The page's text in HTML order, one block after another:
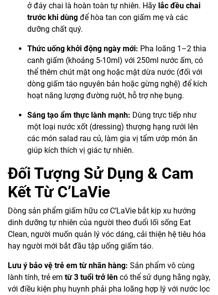
ở đáy chai là hoàn toàn tự nhiên. Hãy lắc đều chai
trước khi dùng để hòa tan con giấm mẹ và các
dưỡng chất quý.
Thức uống khởi động ngày mới: Pha loãng 1–2 thìa
canh giấm (khoảng 5-10ml) với 250ml nước ấm, có
thể thêm chút mật ong hoặc mật dừa nước (đối với
dòng giấm táo nguyên bản hoặc gừng nghệ) để kích
hoạt năng lượng đường ruột, hỗ trợ nhẹ bụng.
Sáng tạo ẩm thực lành mạnh: Dùng trực tiếp như
một loại nước xốt (dressing) thượng hạng rưới lên
các món salad rau củ, làm gia vị tẩm ướp món ăn
giúp kích thích vị giác tự nhiên.
Đối Tượng Sử Dụng & Cam
Kết Từ C’LaVie
Dòng sản phẩm giấm hữu cơ C’LaVie bắt kịp xu hướng
dinh dưỡng tự nhiên của người theo đuổi lối sống Eat
Clean, người muốn quản lý vóc dáng, cải thiện hệ tiêu hóa
hay người mới bắt đầu tập uống giấm táo.
Lưu ý bảo vệ trẻ em từ nhãn hàng: Sản phẩm vô cùng
lành tính, trẻ em từ 3 tuổi trở lên có thể sử dụng hằng ngày,
với điều kiện phụ huynh phải pha loãng hợp lý với nước lọc